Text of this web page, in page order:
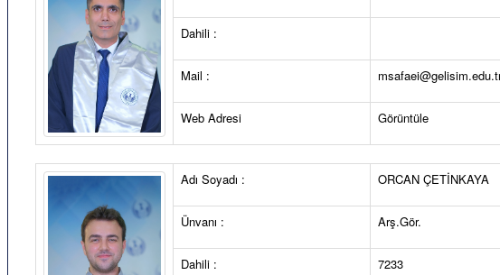
Dahili :
Mail :
Web Adresi Görüntüle
Adı Soyadı : ORCAN ÇETİNKAYA
Ünvanı : Arş.Gör.
Dahili : 7233